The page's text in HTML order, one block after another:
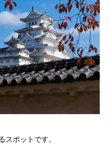
スポットです。